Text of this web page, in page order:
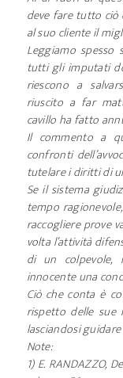
deve fare tutto
al suo cliente il
Leggiamo
tutti gli imputati
riescono a
riuscito a far
cavillo ha fatto
Il commento a
confronti
tutelare i diritti di
Se il sistema
tempo
raccogliere prove
volta l’attività
di un
innocente una
Ciò che conta è
rispetto delle sue
lasciandosi
Note:
1) E. RANDAZZO,